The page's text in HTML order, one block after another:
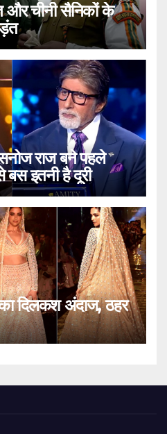
और चीनी सैनिकों के
राज बने पहले
इतनी है दूरी
का दिलकश अंदाज, ठहर